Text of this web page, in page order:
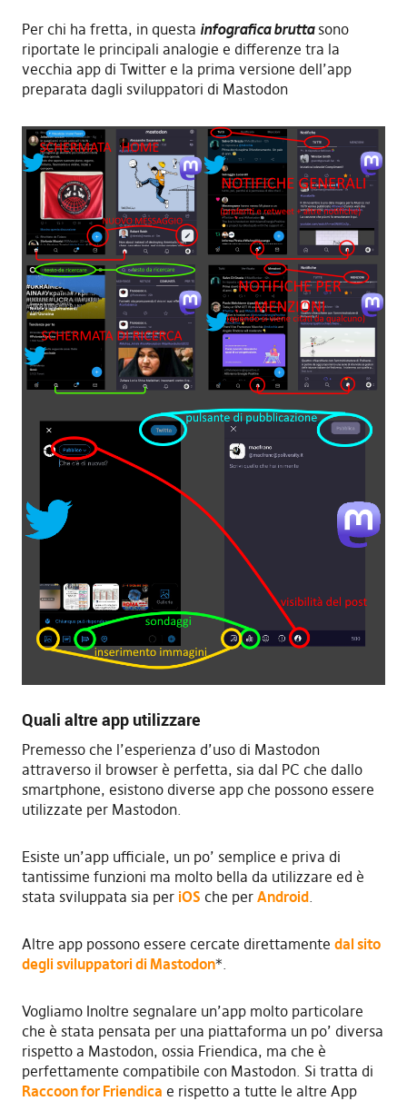
Per chi ha fretta, in questa infografica bruttasono
riportate le principali analogie e differenze tra la
vecchia app di Twitter e la prima versione dell’app
preparata dagli sviluppatori di Mastodon
Quali altre app utilizzare
Premesso che l’esperienza d’uso di Mastodon
attraverso il browser è perfetta, sia dal PC che dallo
smartphone, esistono diverse app che possono essere
utilizzate per Mastodon.
Esiste un’app ufficiale, un po’ semplice e priva di
tantissime funzioni ma molto bella da utilizzare ed è
stata sviluppata sia per iOS che per Android.
Altre app possono essere cercate direttamente dal sito
degli sviluppatori di Mastodon*.
Vogliamo Inoltre segnalare un’app molto particolare
che è stata pensata per una piattaforma un po’ diversa
rispetto a Mastodon, ossia Friendica, ma che è
perfettamente compatibile con Mastodon. Si tratta di
Raccoon for Friendica e rispetto a tutte le altre App